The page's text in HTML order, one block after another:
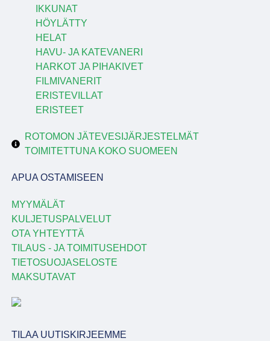
IKKUNAT
HÖYLÄTTY
HELAT
HAVU- JA KATEVANERI
HARKOT JA PIHAKIVET
FILMIVANERIT
ERISTEVILLAT
ERISTEET
ROTOMON JÄTEVESIJÄRJESTELMÄT
TOIMITETTUNA KOKO SUOMEEN
APUA OSTAMISEEN
MYYMÄLÄT
KULJETUSPALVELUT
OTA YHTEYTTÄ
TILAUS - JA TOIMITUSEHDOT
TIETOSUOJASELOSTE
MAKSUTAVAT
TILAA UUTISKIRJEEMME